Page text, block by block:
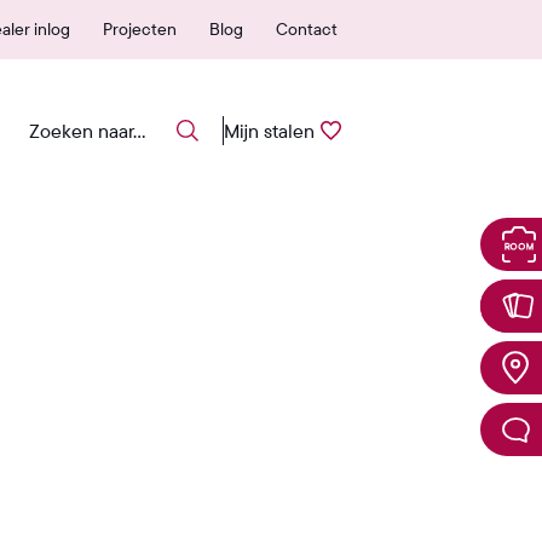
erkende verkooppunten
inlog Projecten Blog Contact
Mijn stalen